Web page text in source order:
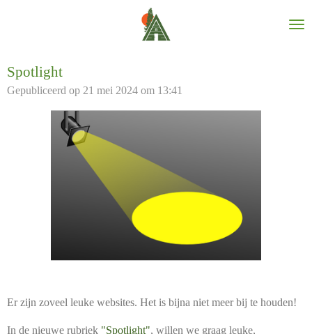
de
hoofdinhoud
Spotlight
Gepubliceerd op 21 mei 2024 om 13:41
Er zijn zoveel leuke websites. Het is bijna niet meer bij te houden!
In de nieuwe rubriek "Spotlight", willen we graag leuke,